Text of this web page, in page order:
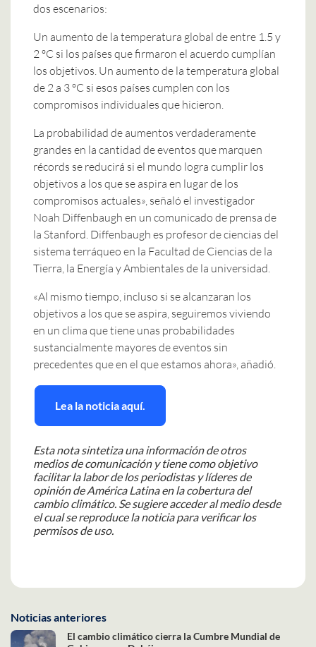
dos escenarios:
Un aumento de la temperatura global de entre 1.5 y
2 ºC si los países que firmaron el acuerdo cumplían
los objetivos. Un aumento de la temperatura global
de 2 a 3 ºC si esos países cumplen con los
compromisos individuales que hicieron.
La probabilidad de aumentos verdaderamente
grandes en la cantidad de eventos que marquen
récords se reducirá si el mundo logra cumplir los
objetivos a los que se aspira en lugar de los
compromisos actuales», señaló el investigador
Noah Diffenbaugh en un comunicado de prensa de
la Stanford. Diffenbaugh es profesor de ciencias del
sistema terráqueo en la Facultad de Ciencias de la
Tierra, la Energía y Ambientales de la universidad.
«Al mismo tiempo, incluso si se alcanzaran los
objetivos a los que se aspira, seguiremos viviendo
en un clima que tiene unas probabilidades
sustancialmente mayores de eventos sin
precedentes que en el que estamos ahora», añadió.
Lea la noticia aquí.
Esta nota sintetiza una información de otros
medios de comunicación y tiene como objetivo
facilitar la labor de los periodistas y líderes de
opinión de América Latina en la cobertura del
cambio climático. Se sugiere acceder al medio desde
el cual se reproduce la noticia para verificar los
permisos de uso.
Noticias anteriores
El cambio climático cierra la Cumbre Mundial de